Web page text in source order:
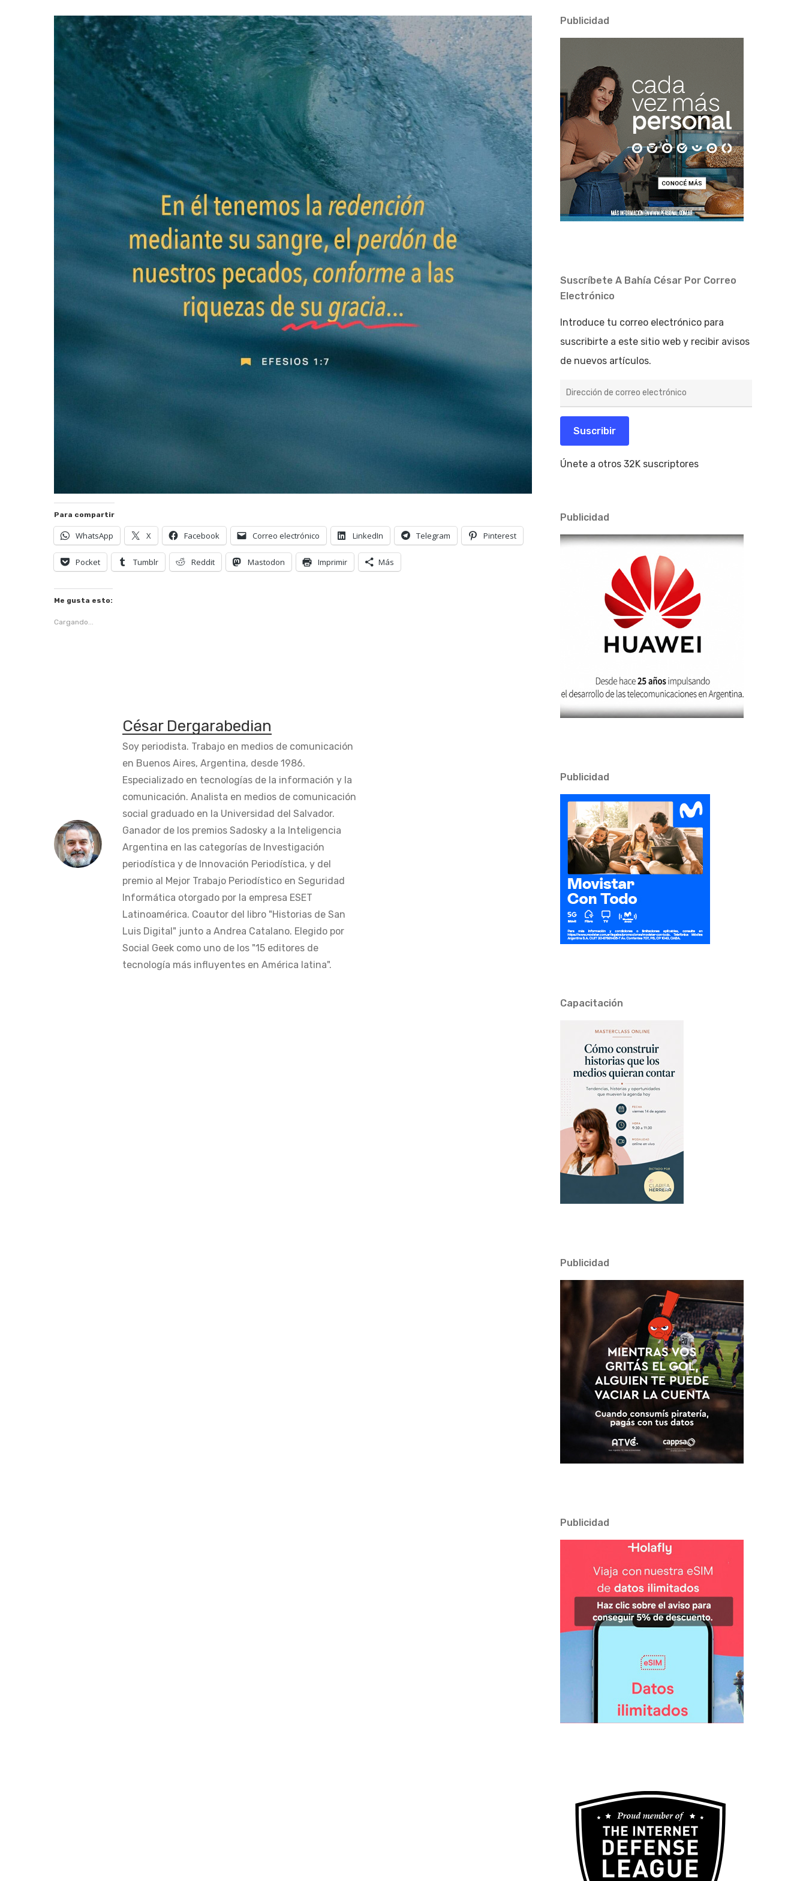
Hit enter to search or ESC to close
Para compartir
WhatsApp X Facebook Correo electrónico LinkedIn Telegram Pinterest
Pocket Tumblr Reddit Mastodon Imprimir Más
Me gusta esto:
Cargando...
César Dergarabedian
Soy periodista. Trabajo en medios de comunicación
en Buenos Aires, Argentina, desde 1986.
Especializado en tecnologías de la información y la
comunicación. Analista en medios de comunicación
social graduado en la Universidad del Salvador.
Ganador de los premios Sadosky a la Inteligencia
Argentina en las categorías de Investigación
periodística y de Innovación Periodística, y del
premio al Mejor Trabajo Periodístico en Seguridad
Informática otorgado por la empresa ESET
Latinoamérica. Coautor del libro "Historias de San
Luis Digital" junto a Andrea Catalano. Elegido por
Social Geek como uno de los "15 editores de
tecnología más influyentes en América latina".
Publicidad
Suscríbete A Bahía César Por Correo
Electrónico
Introduce tu correo electrónico para
suscribirte a este sitio web y recibir avisos
de nuevos artículos.
de
electrónico
Suscribir
Únete a otros 32K suscriptores
Publicidad
Publicidad
Capacitación
Publicidad
Publicidad